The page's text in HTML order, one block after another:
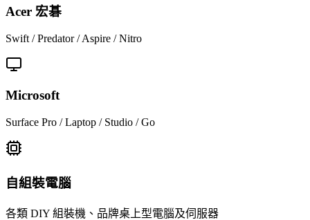
Acer 宏碁
Swift / Predator / Aspire / Nitro
Microsoft
Surface Pro / Laptop / Studio / Go
自組裝電腦
各類 DIY 組裝機、品牌桌上型電腦及伺服器